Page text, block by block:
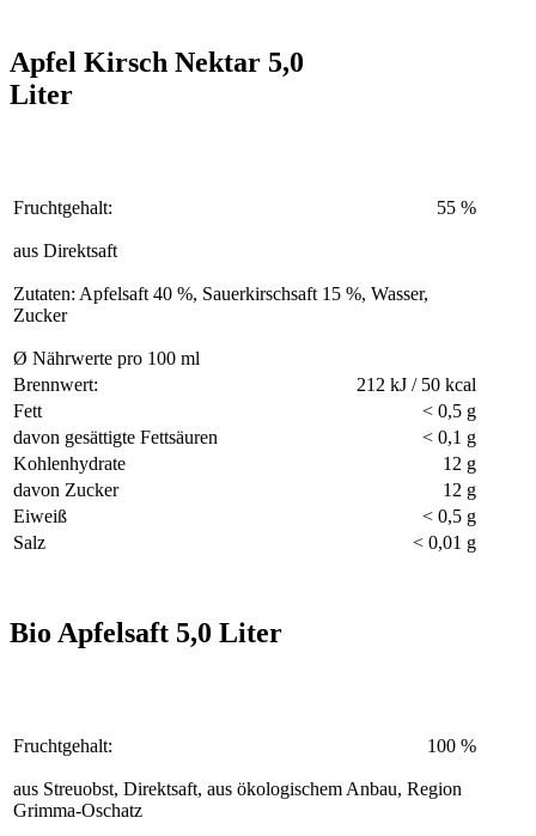
Apfel Kirsch Nektar 5,0
Liter
Fruchtgehalt: 55 %
aus Direktsaft
Zutaten: Apfelsaft 40 %, Sauerkirschsaft 15 %, Wasser,
Zucker
Ø Nährwerte pro 100 ml
Brennwert:
212 kJ / 50 kcal
Fett
< 0,5 g
davon gesättigte Fettsäuren
< 0,1 g
Kohlenhydrate
12 g
davon Zucker
12 g
Eiweiß
< 0,5 g
Salz
< 0,01 g
Bio Apfelsaft 5,0 Liter
Fruchtgehalt: 100 %
aus Streuobst, Direktsaft, aus ökologischem Anbau, Region
Grimma-Oschatz